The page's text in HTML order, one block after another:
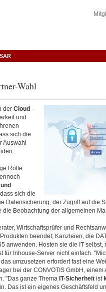
Wahl
der Cloud –
und
sich die
Auswahl
Rolle
sich die
Datensicherung, der Zugriff auf die
Beobachtung der allgemeinen
Wirtschaftsprüfer und
beendet; Kanzleien, die
anwenden. Hosten sie die IT selbst,
Inhouse-Server nicht einfach.
umzusetzen erfordert fast eine
bei der CONVOTIS GmbH, einem
"Das ganze Thema IT-Sicherheit ist
Das ist ein eigenes Geschäftsfeld